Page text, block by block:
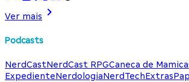
Ver mais
Podcasts
NerdCastNerdCast RPGCaneca de
ExpedienteNerdologiaNerdTechExtras